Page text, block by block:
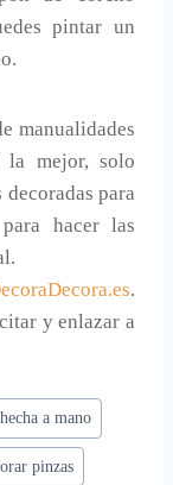
pintar un
manualidades
mejor, solo
para
hacer las
.
y enlazar a
a mano
pinzas